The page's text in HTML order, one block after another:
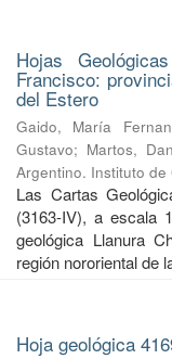
Hojas
Francisco:
del Estero
Gaido, María
Gustavo; Martos,
Argentino. Instituto
Las Cartas
(3163-IV), a escala
geológica Llanura
región nororiental de
Hoja geológica